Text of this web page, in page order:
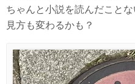
ちゃんと小説を読んだこと
見方も変わるかも？